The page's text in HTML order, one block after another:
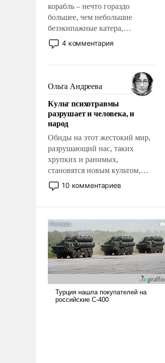
корабль – нечто гораздо
большее, чем небольшие
безэкипажные катера,
применение которых уже
стало обыденностью. Задача по
сложна и амбициозна. Однако
и ее реализация радикально
поднимет наши боевые
возможности.
4 комментария
Ольга Андреева
Культ психотравмы
разрушает и человека, и
народ
Обиды на этот жестокий мир,
разрушающий нас, таких
хрупких и ранимых,
становятся новым культом,
постепенно вытесняя и
отменяя традиционное
ударами судьбы, брать на себя
ответственность, помогать
слабым, идти вперед и
адаптироваться.
10 комментариев